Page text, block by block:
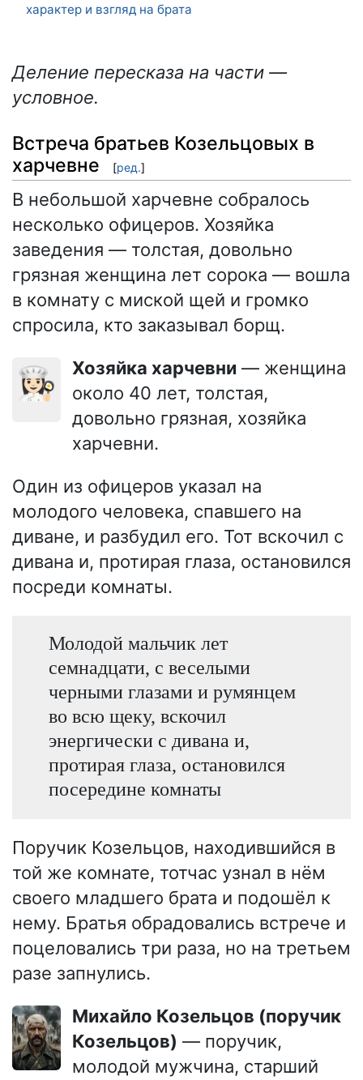
характер и взгляд на брата
Деление пересказа на части —
условное.
Встреча братьев Козельцовых в
харчевне
[ред.]
В небольшой харчевне собралось
несколько офицеров. Хозяйка
заведения — толстая, довольно
грязная женщина лет сорока — вошла
в комнату с миской щей и громко
спросила, кто заказывал борщ.
👩🏻‍🍳 Хозяйка харчевни — женщина
около 40 лет, толстая,
довольно грязная, хозяйка
харчевни.
Один из офицеров указал на
молодого человека, спавшего на
диване, и разбудил его. Тот вскочил с
дивана и, протирая глаза, остановился
посреди комнаты.
Молодой мальчик лет
семнадцати, с веселыми
черными глазами и румянцем
во всю щеку, вскочил
энергически с дивана и,
протирая глаза, остановился
посередине комнаты
Поручик Козельцов, находившийся в
той же комнате, тотчас узнал в нём
своего младшего брата и подошёл к
нему. Братья обрадовались встрече и
поцеловались три раза, но на третьем
разе запнулись.
Михайло Козельцов (поручик
Козельцов) — поручик,
молодой мужчина, старший